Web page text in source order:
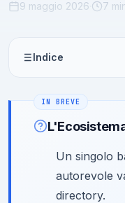
9 maggio 2026 7
Indice
Un singolo
autorevole
directory.